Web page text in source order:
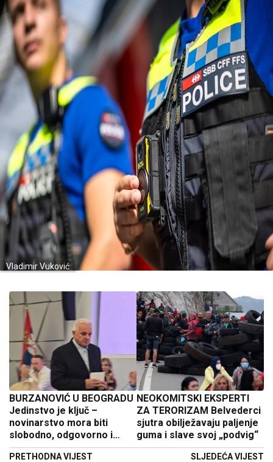
Vladimir Vuković
BURZANOVIĆ U BEOGRADU
Jedinstvo je ključ –
novinarstvo mora biti
slobodno, odgovorno i
dostojanstveno (video)
PRETHODNA VIJEST
NEOKOMITSKI EKSPERTI
ZA TERORIZAM Belvederci
sjutra obilježavaju paljenje
guma i slave svoj „podvig“
SLJEDEĆA VIJEST